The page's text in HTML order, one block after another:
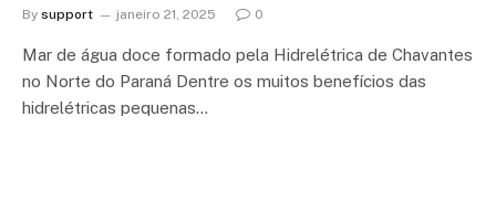
By support janeiro 21, 2025 0
Mar de água doce formado pela Hidrelétrica de Chavantes
no Norte do Paraná Dentre os muitos benefícios das
hidrelétricas pequenas…